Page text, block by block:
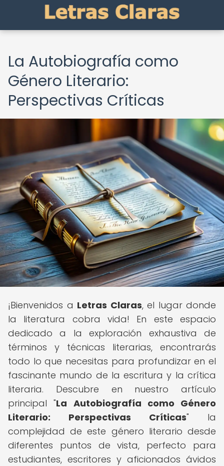
La Autobiografía como
Género Literario:
Perspectivas Críticas
¡Bienvenidos a Letras Claras, el lugar donde
la literatura cobra vida! En este espacio
dedicado a la exploración exhaustiva de
términos y técnicas literarias, encontrarás
todo lo que necesitas para profundizar en el
fascinante mundo de la escritura y la crítica
literaria. Descubre en nuestro artículo
principal "La Autobiografía como Género
Literario: Perspectivas Críticas" la
complejidad de este género literario desde
diferentes puntos de vista, perfecto para
estudiantes, escritores y aficionados ávidos